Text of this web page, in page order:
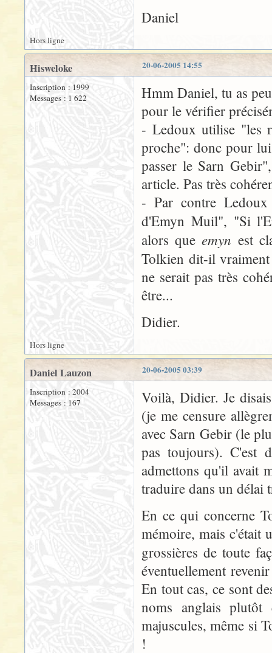
Daniel
Hors ligne
20-06-2005 14:55
Hisweloke
Inscription : 1999
Messages : 1 622
Hmm Daniel, tu as
pour le vérifier
- Ledoux utilise "les
proche": donc pour
passer le Sarn
article. Pas très
- Par contre
d'Emyn Muil", "Si
alors queemyn est
Tolkien dit-il
ne serait pas très
être...
Didier.
Hors ligne
20-06-2005 03:39
Daniel Lauzon
Inscription : 2004
Messages : 167
Voilà, Didier. Je
(je me censure
avec Sarn Gebir (le
pas toujours). C'est
admettons qu'il avait
traduire dans un délai
En ce qui concerne
mémoire, mais c'était
grossières de toute
éventuellement
En tout cas, ce sont
noms anglais
majuscules, même si
!